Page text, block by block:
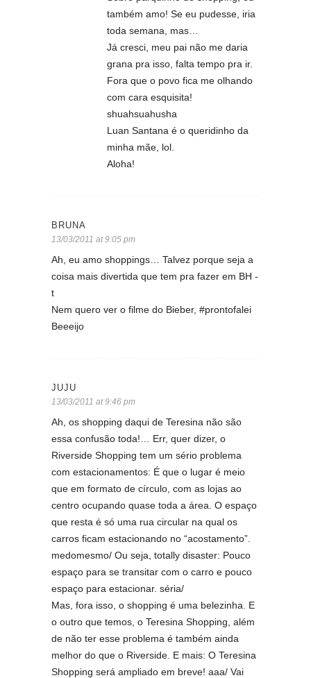
também amo! Se eu pudesse, iria
toda semana, mas…
Já cresci, meu pai não me daria
grana pra isso, falta tempo pra ir.
Fora que o povo fica me olhando
com cara esquisita!
shuahsuahusha
Luan Santana é o queridinho da
minha mãe, lol.
Aloha!
BRUNA
13/03/2011 at 9:05 pm
Ah, eu amo shoppings… Talvez porque seja a
coisa mais divertida que tem pra fazer em BH -
t
Nem quero ver o filme do Bieber, #prontofalei
Beeeijo
JUJU
13/03/2011 at 9:46 pm
Ah, os shopping daqui de Teresina não são
essa confusão toda!… Err, quer dizer, o
Riverside Shopping tem um sério problema
com estacionamentos: É que o lugar é meio
que em formato de círculo, com as lojas ao
centro ocupando quase toda a área. O espaço
que resta é só uma rua circular na qual os
carros ficam estacionando no “acostamento”.
medomesmo/ Ou seja, totally disaster: Pouco
espaço para se transitar com o carro e pouco
espaço para estacionar. séria/
Mas, fora isso, o shopping é uma belezinha. E
o outro que temos, o Teresina Shopping, além
de não ter esse problema é também ainda
melhor do que o Riverside. E mais: O Teresina
Shopping será ampliado em breve! aaa/ Vai